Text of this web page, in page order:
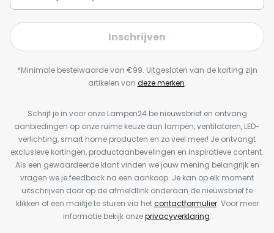
Inschrijven
*Minimale bestelwaarde van €99. Uitgesloten van de korting zijn
artikelen van deze merken.
Schrijf je in voor onze Lampen24.be nieuwsbrief en ontvang
aanbiedingen op onze ruime keuze aan lampen, ventilatoren, LED-
verlichting, smart home producten en zo veel meer! Je ontvangt
exclusieve kortingen, productaanbevelingen en inspiratieve content.
Als een gewaardeerde klant vinden we jouw mening belangrijk en
vragen we je feedback na een aankoop. Je kan op elk moment
uitschrijven door op de afmeldlink onderaan de nieuwsbrief te
klikken of een mailtje te sturen via hetcontactformulier. Voor meer
informatie bekijk onzeprivacyverklaring.